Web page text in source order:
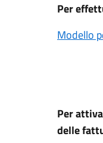
Per
Modello
Per
delle